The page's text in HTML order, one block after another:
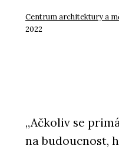
Centrum architektury a
2022
„Ačkoliv se
na budoucnost,